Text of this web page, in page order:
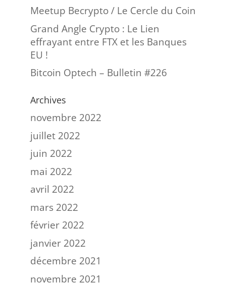
Meetup Becrypto / Le Cercle du Coin
Grand Angle Crypto : Le Lien
effrayant entre FTX et les Banques
EU !
Bitcoin Optech – Bulletin #226
Archives
novembre 2022
juillet 2022
juin 2022
mai 2022
avril 2022
mars 2022
février 2022
janvier 2022
décembre 2021
novembre 2021